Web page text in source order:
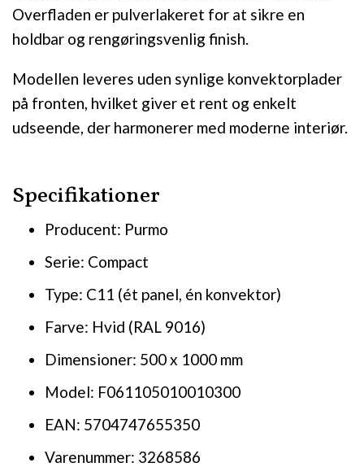
Overfladen er pulverlakeret for at sikre en
holdbar og rengøringsvenlig finish.
Modellen leveres uden synlige konvektorplader
på fronten, hvilket giver et rent og enkelt
udseende, der harmonerer med moderne interiør.
Specifikationer
Producent: Purmo
Serie: Compact
Type: C11 (ét panel, én konvektor)
Farve: Hvid (RAL 9016)
Dimensioner: 500 x 1000 mm
Model: F061105010010300
EAN: 5704747655350
Varenummer: 3268586